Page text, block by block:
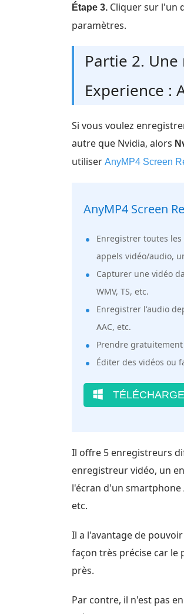
Étape 3. Cliquer sur l'un
paramètres.
Partie 2.
Experience :
Si vous voulez
autre que Nvidia, alors
utiliser AnyMP4 Screen
AnyMP4 Screen
Enregistrer toutes les
appels vidéo/audio,
Capturer une vidéo
WMV, TS, etc.
Enregistrer l'audio
AAC, etc.
Prendre gratuitement
Éditer des vidéos ou
Il offre 5 enregistreurs
enregistreur vidéo, un
l'écran d'un smartphone
etc.
Il a l'avantage de
façon très précise car le
près.
Par contre, il n'est pas